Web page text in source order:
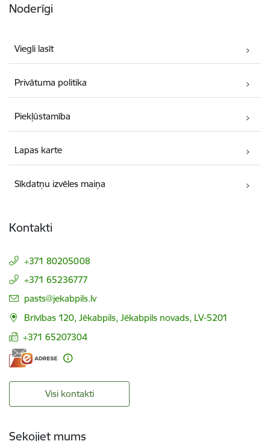
Noderīgi
Viegli lasīt
Privātuma politika
Piekļūstamība
Lapas karte
Sīkdatņu izvēles maiņa
Kontakti
+371 80205008
+371 65236777
E-pasts:
pasts@jekabpils.lv
Brīvības 120, Jēkabpils, Jēkabpils novads, LV-5201
+371 65207304
Visi kontakti
Sekojiet mums